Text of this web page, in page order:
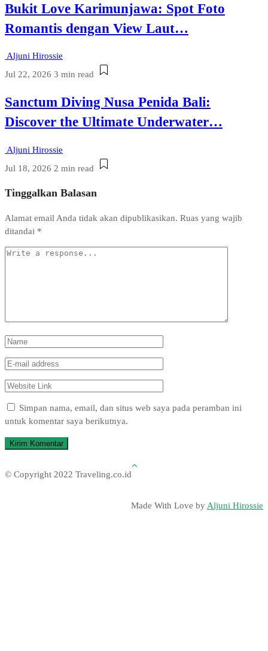
Bukit Love Karimunjawa: Spot Foto
Romantis dengan View Laut…
Aljuni Hirossie
Jul 22, 2026 3 min read
Sanctum Diving Nusa Penida Bali:
Discover the Ultimate Underwater…
Aljuni Hirossie
Jul 18, 2026 2 min read
Tinggalkan Balasan
Alamat email Anda tidak akan dipublikasikan. Ruas yang wajib
ditandai *
Simpan nama, email, dan situs web saya pada peramban ini
untuk komentar saya berikutnya.
© Copyright 2022 Traveling.co.id
Made With Love by Aljuni Hirossie